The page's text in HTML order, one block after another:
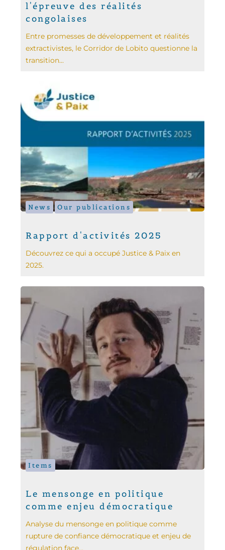
l'épreuve des réalités
congolaises
Entre promesses de développement et réalités
extractivistes, le Corridor de Lobito questionne la
transition...
News Our publications
Rapport d'activités 2025
Découvrez ce qui a occupé Justice & Paix en
2025.
Items
Le mensonge en politique
comme enjeu démocratique
Analyse du mensonge en politique comme
rupture de confiance démocratique et enjeu de
régulation face...